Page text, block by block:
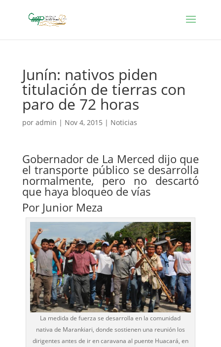
Junín: nativos piden
titulación de tierras con
paro de 72 horas
por admin | Nov 4, 2015 | Noticias
Gobernador de La Merced dijo que
el transporte público se desarrolla
normalmente, pero no descartó
que haya bloqueo de vías
Por Junior Meza
La medida de fuerza se desarrolla en la comunidad
nativa de Marankiari, donde sostienen una reunión los
dirigentes antes de ir en caravana al puente Huacará, en